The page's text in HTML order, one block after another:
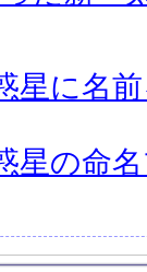
星に名
星の命